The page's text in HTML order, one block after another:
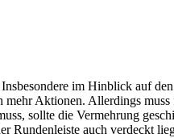
im Hinblick auf
Aktionen. Allerdings
sollte die Vermehrung
Rundenleiste auch verdeckt